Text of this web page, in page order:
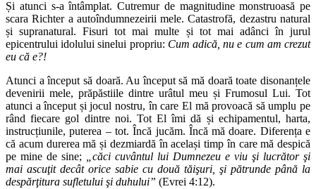
Și atunci s-a întâmplat. Cutremur de magnitudine monstruoasă pe
scara Richter a autoîndumnezeirii mele. Catastrofă, dezastru natural
și supranatural. Fisuri tot mai multe și tot mai adânci în jurul
epicentrului idolului sinelui propriu: Cum adică, nu e cum am crezut
eu că e?!
Atunci a început să doară. Au început să mă doară toate disonanțele
devenirii mele, prăpăstiile dintre urâtul meu și Frumosul Lui. Tot
atunci a început și jocul nostru, în care El mă provoacă să umplu pe
rând fiecare gol dintre noi. Tot El îmi dă și echipamentul, harta,
instrucțiunile, puterea – tot. Încă jucăm. Încă mă doare. Diferența e
că acum durerea mă și dezmiardă în același timp în care mă despică
pe mine de sine; „căci cuvântul lui Dumnezeu e viu şi lucrător şi
mai ascuţit decât orice sabie cu două tăişuri, şi pătrunde până la
despărţitura sufletului şi duhului” (Evrei 4:12).